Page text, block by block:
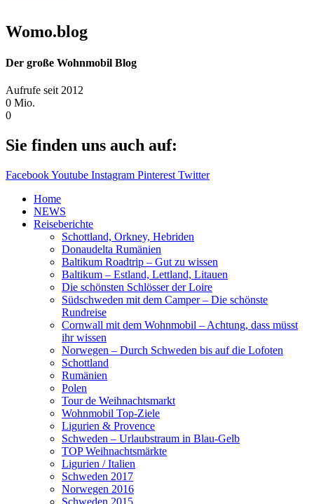
Womo.blog
Der große Wohnmobil Blog​
Aufrufe seit 2012
0 Mio.
0
Sie finden uns auch auf:
FacebookYoutube Instagram Pinterest Twitter
Home
NEWS
Reiseberichte
Schottland, Orkney, Hebriden
Donaudelta Rumänien
Baltikum Roadtrip – Gut zu wissen
Baltikum – Estland, Lettland, Litauen
Die schönsten Schlösser der Loire
Südschweden mit dem Camper – Die schönste
Rundreise
Cornwall mit dem Wohnmobil – Achtung, dass müsst
ihr wissen
Norwegen – Durch Schweden bis auf die Lofoten
Schottland
Rumänien
Polen
Tour de Weihnachtsmarkt
Wohnmobil Top-Ziele
Ligurien & Provence
Schweden – Urlaubstraum in Blau-Gelb
TOP Weihnachtsmärkte
Ligurien / Italien
Schweden 2017
Norwegen 2016
Schweden 2015